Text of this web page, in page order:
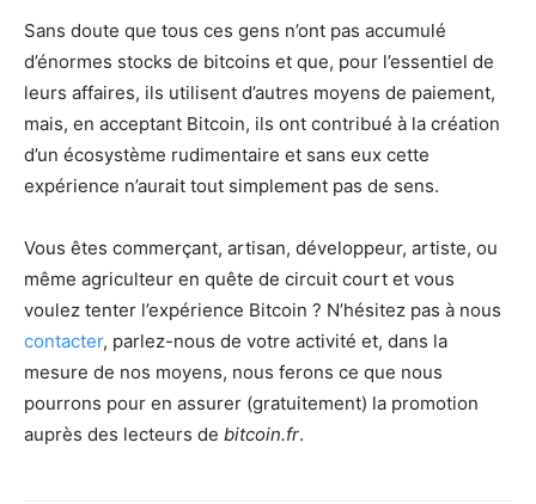
Sans doute que tous ces gens n’ont pas accumulé
d’énormes stocks de bitcoins et que, pour l’essentiel de
leurs affaires, ils utilisent d’autres moyens de paiement,
mais, en acceptant Bitcoin, ils ont contribué à la création
d’un écosystème rudimentaire et sans eux cette
expérience n’aurait tout simplement pas de sens.
Vous êtes commerçant, artisan, développeur, artiste, ou
même agriculteur en quête de circuit court et vous
voulez tenter l’expérience Bitcoin ? N’hésitez pas à nous
contacter, parlez-nous de votre activité et, dans la
mesure de nos moyens, nous ferons ce que nous
pourrons pour en assurer (gratuitement) la promotion
auprès des lecteurs de bitcoin.fr.